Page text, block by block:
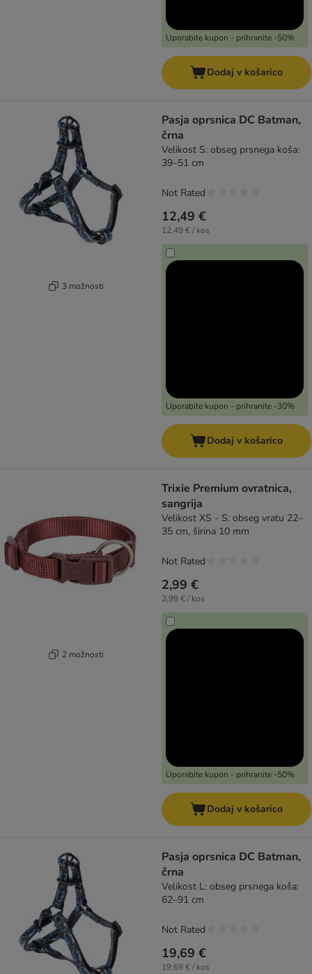
Uporabite kupon - prihranite -50%
Dodaj v košarico
3 možnosti
Pasja oprsnica DC Batman,
črna
Velikost S: obseg prsnega koša:
39–51 cm
12,49 €
12,49 € / kos
Uporabite kupon - prihranite -30%
Not Rated
Dodaj v košarico
2 možnosti
Trixie Premium ovratnica,
sangrija
Velikost XS - S: obseg vratu 22–
35 cm, širina 10 mm
2,99 €
2,99 € / kos
Uporabite kupon - prihranite -50%
Not Rated
Dodaj v košarico
Pasja oprsnica DC Batman,
črna
Velikost L: obseg prsnega koša:
62–91 cm
19,69 €
19,69 € / kos
Not Rated